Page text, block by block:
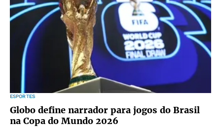
ESPORTES
Globo define narrador para jogos do Brasil
na Copa do Mundo 2026